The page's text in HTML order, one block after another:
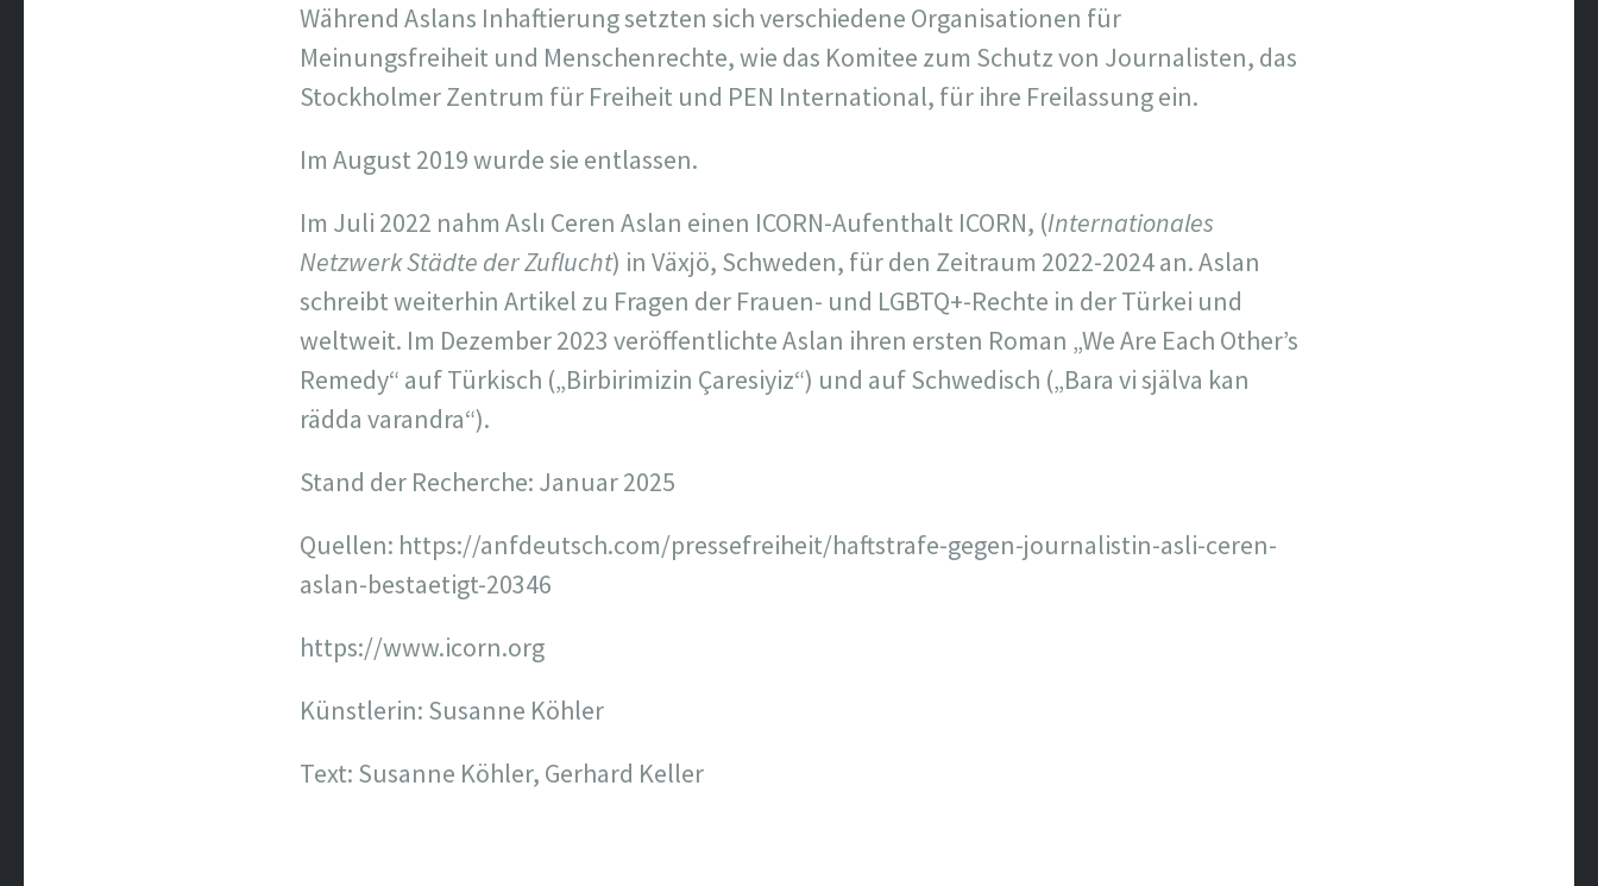
Während Aslans Inhaftierung setzten sich verschiedene Organisationen für
Meinungsfreiheit und Menschenrechte, wie das Komitee zum Schutz von Journalisten, das
Stockholmer Zentrum für Freiheit und PEN International, für ihre Freilassung ein.
Im August 2019 wurde sie entlassen.
Im Juli 2022 nahm Aslı Ceren Aslan einen ICORN-Aufenthalt ICORN, (Internationales
Netzwerk Städte der Zuflucht) in Växjö, Schweden, für den Zeitraum 2022-2024 an. Aslan
schreibt weiterhin Artikel zu Fragen der Frauen- und LGBTQ+-Rechte in der Türkei und
weltweit. Im Dezember 2023 veröffentlichte Aslan ihren ersten Roman „We Are Each Other’s
Remedy“ auf Türkisch („Birbirimizin Çaresiyiz“) und auf Schwedisch („Bara vi själva kan
rädda varandra“).
Stand der Recherche: Januar 2025
Quellen: https://anfdeutsch.com/pressefreiheit/haftstrafe-gegen-journalistin-asli-ceren-
aslan-bestaetigt-20346
https://www.icorn.org
Künstlerin: Susanne Köhler
Text: Susanne Köhler, Gerhard Keller